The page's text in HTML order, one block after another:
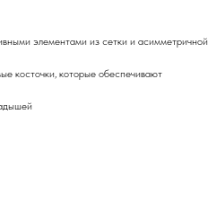
элементами из сетки и асимметричной
косточки, которые обеспечивают